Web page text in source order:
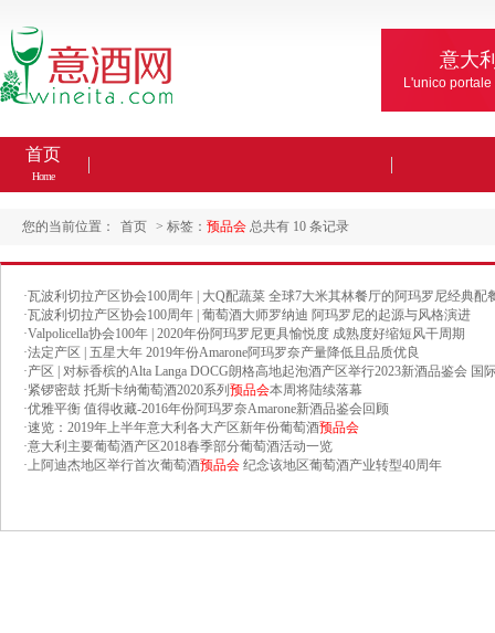
意大
L'unico
首页
Home
您的当前位置： 首页 > 标签： 预品会 总共有 10 条记录
·瓦波利切拉产区协会100周年 | 大Q配蔬菜 全球7大米其林餐厅的阿玛罗尼经典配
·瓦波利切拉产区协会100周年 | 葡萄酒大师罗纳迪 阿玛罗尼的起源与风格演进
·Valpolicella协会100年 | 2020年份阿玛罗尼更具愉悦度 成熟度好缩短风干周期
·法定产区 | 五星大年 2019年份Amarone阿玛罗奈产量降低且品质优良
·产区 | 对标香槟的Alta Langa DOCG朗格高地起泡酒产区举行2023新酒品鉴会 国
·紧锣密鼓 托斯卡纳葡萄酒2020系列 预品会本周将陆续落幕
·优雅平衡 值得收藏-2016年份阿玛罗奈Amarone新酒品鉴会回顾
·速览：2019年上半年意大利各大产区新年份葡萄酒预品会
·意大利主要葡萄酒产区2018春季部分葡萄酒活动一览
·上阿迪杰地区举行首次葡萄酒预品会 纪念该地区葡萄酒产业转型40周年